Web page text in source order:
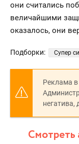
они считались
величайшими
оказалось, они
Подборки: Супер
Реклама в
негатива,
Смотреть